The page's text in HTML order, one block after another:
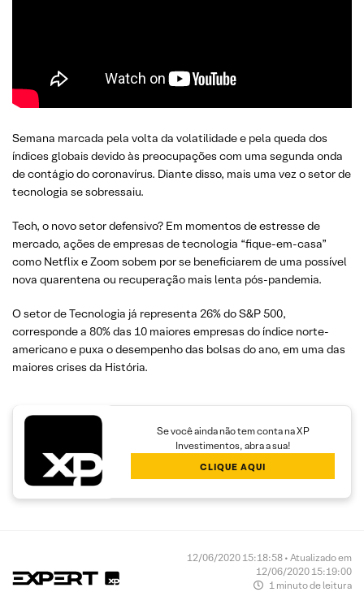
Semana marcada pela volta da volatilidade e pela queda dos
índices globais devido às preocupações com uma segunda onda
de contágio do coronavírus. Diante disso, mais uma vez o setor de
tecnologia se sobressaiu.
Tech, o novo setor defensivo? Em momentos de estresse de
mercado, ações de empresas de tecnologia “fique-em-casa”
como Netflix e Zoom sobem por se beneficiarem de uma possível
nova quarentena ou recuperação mais lenta pós-pandemia.
O setor de Tecnologia já representa 26% do S&P 500,
corresponde a 80% das 10 maiores empresas do índice norte-
americano e puxa o desempenho das bolsas do ano, em uma das
maiores crises da História.
Se você ainda não tem conta na XP
Investimentos, abra a sua!
CLIQUE AQUI
12/06/2020 15:18:58 • Atualizado em
12/06/2020 15:19:00
1 minuto de leitura